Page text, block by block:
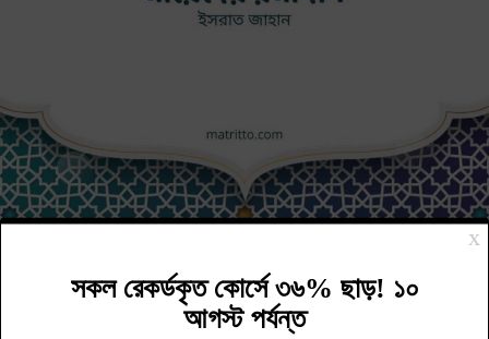
গর্ভবতী এবং স্তন্যদানকারী মায়েদের সাওম পালনের ব্যাপারে